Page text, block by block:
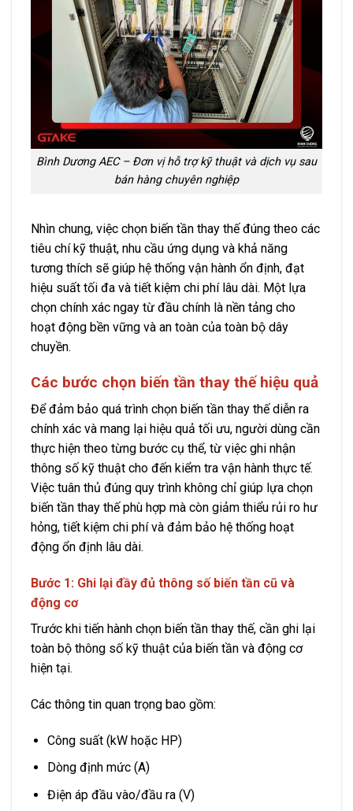
Bình Dương AEC – Đơn vị hỗ trợ kỹ thuật và dịch vụ sau
bán hàng chuyên nghiệp
Nhìn chung, việc chọn biến tần thay thế đúng theo các
tiêu chí kỹ thuật, nhu cầu ứng dụng và khả năng
tương thích sẽ giúp hệ thống vận hành ổn định, đạt
hiệu suất tối đa và tiết kiệm chi phí lâu dài. Một lựa
chọn chính xác ngay từ đầu chính là nền tảng cho
hoạt động bền vững và an toàn của toàn bộ dây
chuyền.
Các bước chọn biến tần thay thế hiệu quả
Để đảm bảo quá trình chọn biến tần thay thế diễn ra
chính xác và mang lại hiệu quả tối ưu, người dùng cần
thực hiện theo từng bước cụ thể, từ việc ghi nhận
thông số kỹ thuật cho đến kiểm tra vận hành thực tế.
Việc tuân thủ đúng quy trình không chỉ giúp lựa chọn
biến tần thay thế phù hợp mà còn giảm thiểu rủi ro hư
hỏng, tiết kiệm chi phí và đảm bảo hệ thống hoạt
động ổn định lâu dài.
Bước 1: Ghi lại đầy đủ thông số biến tần cũ và
động cơ
Trước khi tiến hành chọn biến tần thay thế, cần ghi lại
toàn bộ thông số kỹ thuật của biến tần và động cơ
hiện tại.
Các thông tin quan trọng bao gồm:
Công suất (kW hoặc HP)
Dòng định mức (A)
Điện áp đầu vào/đầu ra (V)